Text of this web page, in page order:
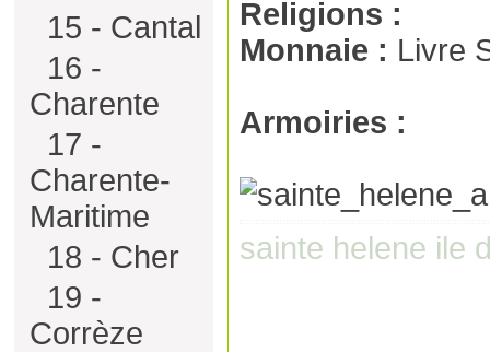
15 - Cantal
16 -
Charente
17 -
Charente-
Maritime
18 - Cher
19 -
Corrèze
Religions :
Monnaie : Livre
Armoiries :
sainte helene ile